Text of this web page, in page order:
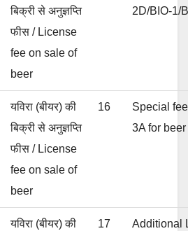
बिक्री से अनुज्ञप्ति
फीस / License
fee on sale of
beer
2D/BIO-1/
यविरा (बीयर) की
बिक्री से अनुज्ञप्ति
फीस / License
fee on sale of
beer
16
Special
3A for beer
यविरा (बीयर) की
17
Additional